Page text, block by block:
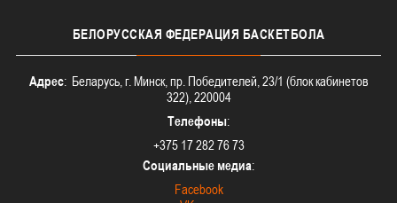
БЕЛОРУССКАЯ ФЕДЕРАЦИЯ БАСКЕТБОЛА
Адрес: Беларусь, г. Минск, пр. Победителей, 23/1 (блок кабинетов
322), 220004
Телефоны:
+375 17 282 76 73
Социальные медиа:
Facebook